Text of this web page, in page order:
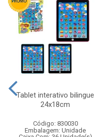
Tablet interativo bilingue
24x18cm
Código: 830030
Embalagem: Unidade